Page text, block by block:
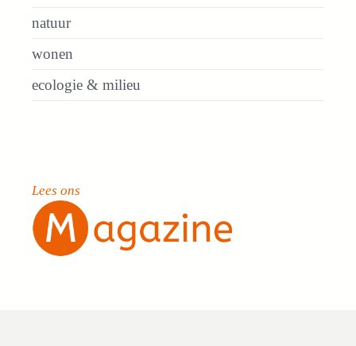
natuur
wonen
ecologie & milieu
Lees ons